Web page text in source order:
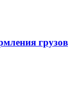
грузов